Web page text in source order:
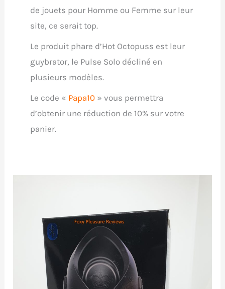
de jouets pour Homme ou Femme sur leur
site, ce serait top.
Le produit phare d’Hot Octopuss est leur
guybrator, le Pulse Solo décliné en
plusieurs modèles.
Le code « Papa10 » vous permettra
d’obtenir une réduction de 10% sur votre
panier.